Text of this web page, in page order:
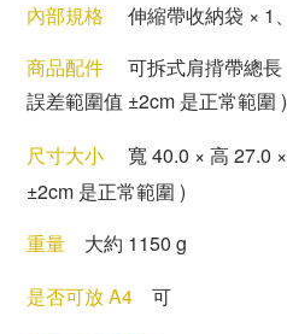
內部規格
伸縮帶收納袋 × 1 、
商品配件
可拆式肩揹帶總長
誤差範圍值 ±2cm 是正常範圍 )
尺寸大小
寬 40.0 × 高 27.0 ×
±2cm 是正常範圍 )
重量
大約 1150 g
是否可放 A4
可